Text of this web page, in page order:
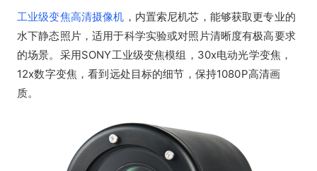
工业级变焦高清摄像机 ，内置索尼机芯，能够获取更专业的
水下静态照片，适用于科学实验或对照片清晰度有极高要求
的场景。采用SONY工业级变焦模组，30x电动光学变焦，
12x数字变焦，看到远处目标的细节，保持1080P高清画
质。